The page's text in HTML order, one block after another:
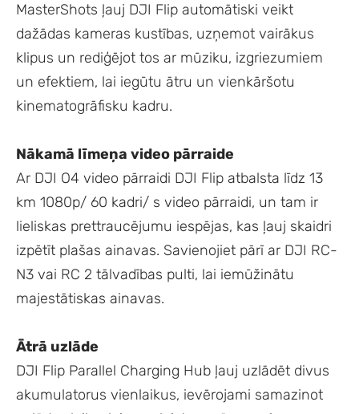
MasterShots ļauj DJI Flip automātiski veikt
dažādas kameras kustības, uzņemot vairākus
klipus un rediģējot tos ar mūziku, izgriezumiem
un efektiem, lai iegūtu ātru un vienkāršotu
kinematogrāfisku kadru.
Nākamā līmeņa video pārraide
Ar DJI O4 video pārraidi DJI Flip atbalsta līdz 13
km 1080p/ 60 kadri/ s video pārraidi, un tam ir
lieliskas prettraucējumu iespējas, kas ļauj skaidri
izpētīt plašas ainavas. Savienojiet pārī ar DJI RC-
N3 vai RC 2 tālvadības pulti, lai iemūžinātu
majestātiskas ainavas.
Ātrā uzlāde
DJI Flip Parallel Charging Hub ļauj uzlādēt divus
akumulatorus vienlaikus, ievērojami samazinot